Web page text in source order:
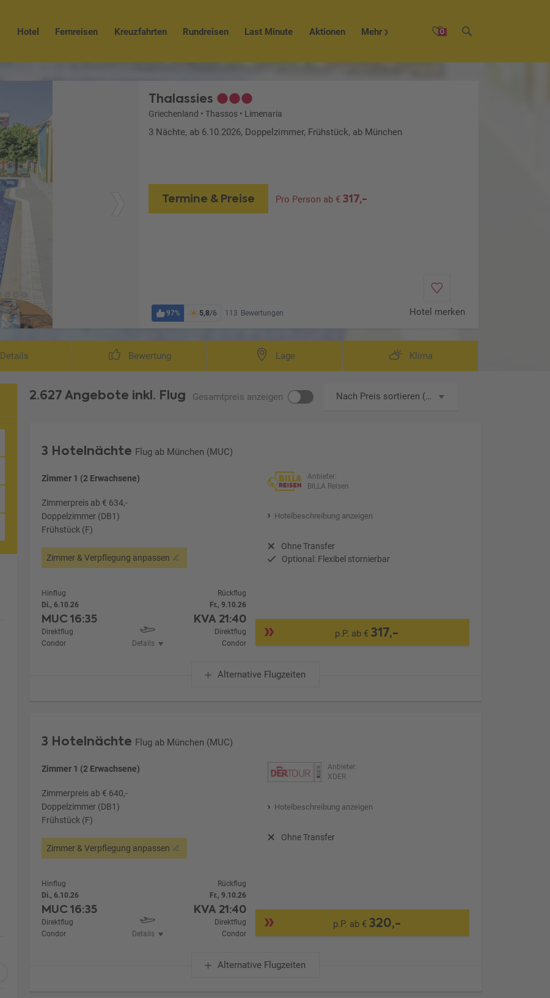
0
Hotel Fernreisen Kreuzfahrten Rundreisen Last Minute Aktionen Mehr
Thalassies
Griechenland • Thassos • Limenaria
3 Nächte, ab 6.10.2026, Doppelzimmer, Frühstück, ab München
Termine & Preise Pro Person ab €317,-
97% 5,8/6 113 Bewertungen Hotel merken
Details Bewertung Lage Klima
2.627 Angebote inkl. Flug Gesamtpreis anzeigen Nach Preis sortieren (aufsteigend)
3 Hotelnächte Flug ab München (MUC)
Zimmer 1 (2 Erwachsene)
Zimmerpreis ab € 634,-
Doppelzimmer (DB1)
Frühstück (F)
Zimmer & Verpflegung anpassen
Anbieter:
BILLA Reisen
Hotelbeschreibung anzeigen
Ohne Transfer
Optional: Flexibel stornierbar
Hinflug
Di., 6.10.26
MUC16:35
Direktflug
Condor
Details
Rückflug
Fr., 9.10.26
KVA 21:40
Direktflug
Condor
p.P. ab €317,-
Alternative Flugzeiten
3 Hotelnächte Flug ab München (MUC)
Zimmer 1 (2 Erwachsene)
Zimmerpreis ab € 640,-
Doppelzimmer (DB1)
Frühstück (F)
Zimmer & Verpflegung anpassen
Anbieter:
XDER
Hotelbeschreibung anzeigen
Ohne Transfer
Hinflug
Di., 6.10.26
MUC16:35
Direktflug
Condor
Details
Rückflug
Fr., 9.10.26
KVA 21:40
Direktflug
Condor
p.P. ab € 320,-
Alternative Flugzeiten